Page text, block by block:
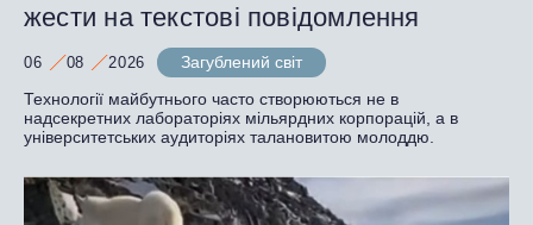
жести на текстові повідомлення
06 08 2026
Загублений світ
Технології майбутнього часто створюються не в
надсекретних лабораторіях мільярдних корпорацій, а в
університетських аудиторіях талановитою молоддю.